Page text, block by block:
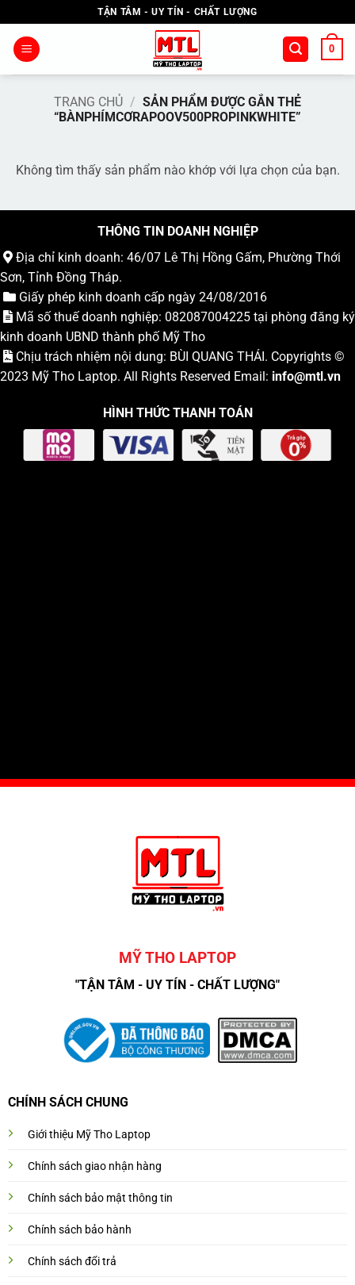
qua
nội
TẬN TÂM - UY TÍN - CHẤT LƯỢNG
0
TRANG CHỦ / SẢN PHẨM ĐƯỢC GẮN THẺ
“BÀNPHÍMCƠRAPOOV500PROPINKWHITE”
Không tìm thấy sản phẩm nào khớp với lựa chọn của bạn.
THÔNG TIN DOANH NGHIỆP
Địa chỉ kinh doanh: 46/07 Lê Thị Hồng Gấm, Phường Thới
Sơn, Tỉnh Đồng Tháp.
Giấy phép kinh doanh cấp ngày 24/08/2016
Mã số thuế doanh nghiệp: 082087004225 tại phòng đăng ký
kinh doanh UBND thành phố Mỹ Tho
Chịu trách nhiệm nội dung: BÙI QUANG THÁI. Copyrights ©
2023 Mỹ Tho Laptop. All Rights Reserved Email: info@mtl.vn
HÌNH THỨC THANH TOÁN
MỸ THO LAPTOP
"TẬN TÂM - UY TÍN - CHẤT LƯỢNG"
CHÍNH SÁCH CHUNG
Giới thiệu Mỹ Tho Laptop
Chính sách giao nhận hàng
Chính sách bảo mật thông tin
Chính sách bảo hành
Chính sách đổi trả